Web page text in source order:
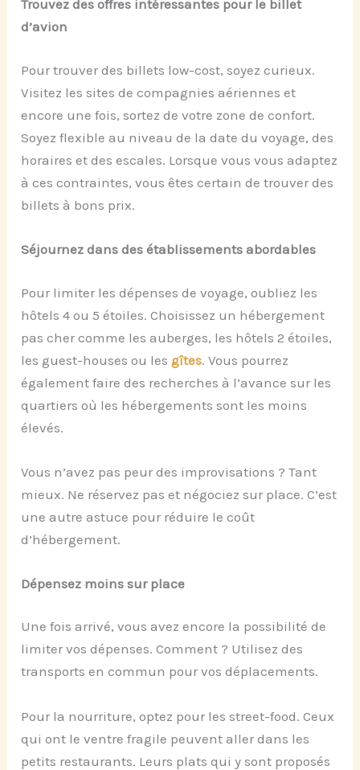
Trouvez des offres intéressantes pour le billet
d’avion
Pour trouver des billets low-cost, soyez curieux.
Visitez les sites de compagnies aériennes et
encore une fois, sortez de votre zone de confort.
Soyez flexible au niveau de la date du voyage, des
horaires et des escales. Lorsque vous vous adaptez
à ces contraintes, vous êtes certain de trouver des
billets à bons prix.
Séjournez dans des établissements abordables
Pour limiter les dépenses de voyage, oubliez les
hôtels 4 ou 5 étoiles. Choisissez un hébergement
pas cher comme les auberges, les hôtels 2 étoiles,
les guest-houses ou lesgîtes. Vous pourrez
également faire des recherches à l’avance sur les
quartiers où les hébergements sont les moins
élevés.
Vous n’avez pas peur des improvisations ? Tant
mieux. Ne réservez pas et négociez sur place. C’est
une autre astuce pour réduire le coût
d’hébergement.
Dépensez moins sur place
Une fois arrivé, vous avez encore la possibilité de
limiter vos dépenses. Comment ? Utilisez des
transports en commun pour vos déplacements.
Pour la nourriture, optez pour les street-food. Ceux
qui ont le ventre fragile peuvent aller dans les
petits restaurants. Leurs plats qui y sont proposés